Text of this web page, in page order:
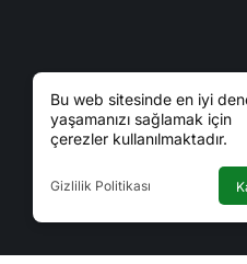
Bu web sitesinde en iyi
yaşamanızı sağlamak için
çerezler kullanılmaktadır.
Gizlilik Politikası